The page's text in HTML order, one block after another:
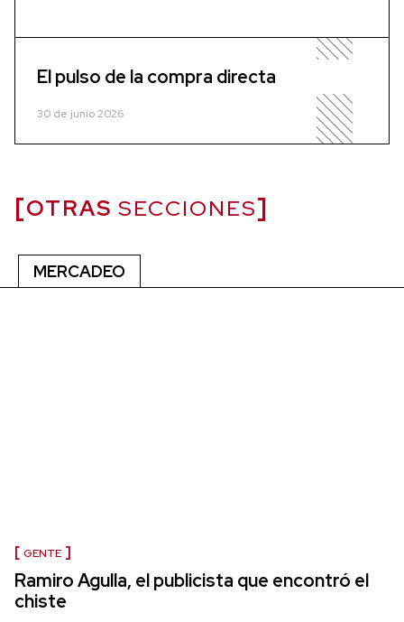
El pulso de la compra directa
30 de junio 2026
OTRAS SECCIONES
MERCADEO
GENTE
Ramiro Agulla, el publicista que encontró el
chiste